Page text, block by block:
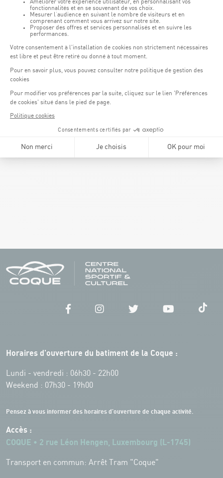
Centre de Détente.
Il est rappelé que leport du masque est obligatoiredans
dans les douches, les bassins, les cabines de sauna et pour
procureront leurs bienfaits, longtemps après la fin de la
Enfin, nous vous rendons attentifs à l’indispensable
des gestes barrière, respectivement de la distanciation
Horaires d'ouverture du batiment de la Coque :
Lundi - vendredi : 06h30 - 22h00
Weekend : 07h30 - 19h00
Pensez à vous informer des horaires d'ouverture de chaque activité.
Accès :
COQUE • 2 rue Léon Hengen, Luxembourg (L-1745)
Transport en commun: Arrêt Tram "Coque"